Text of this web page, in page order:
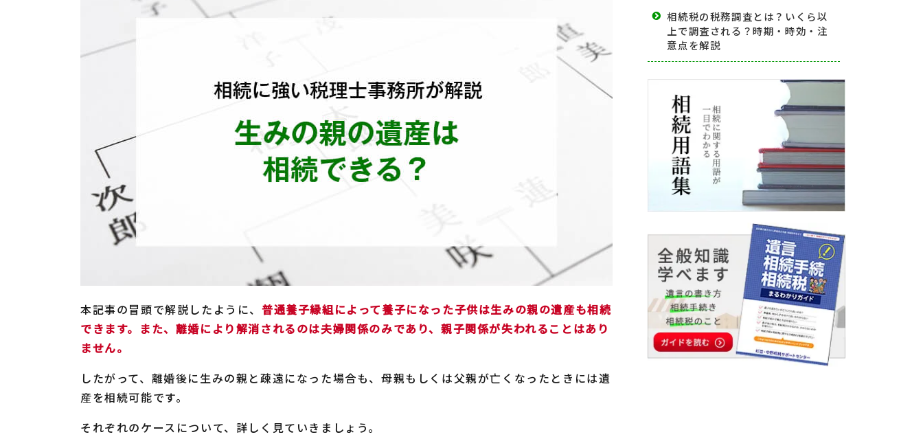
本記事の冒頭で解説したように、 普通養子縁組によって養子になった子供は生みの親の遺産も相続
できます。また、離婚により解消されるのは夫婦関係のみであり、親子関係が失われることはあり
ません。
したがって、離婚後に生みの親と疎遠になった場合も、母親もしくは父親が亡くなったときには遺
産を相続可能です。
それぞれのケースについて、詳しく見ていきましょう。
相続税の税務調査とは？いくら以
上で調査される？時期・時効・注
意点を解説